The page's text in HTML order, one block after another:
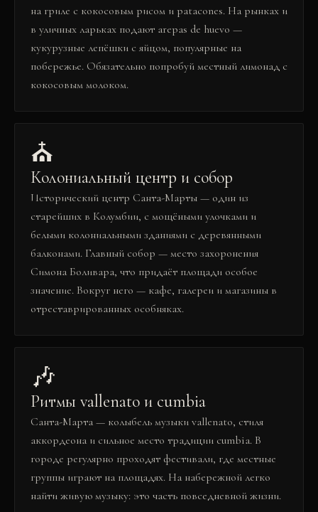
на гриле с кокосовым рисом и patacones. На рынках и
в уличных ларьках подают arepas de huevo —
кукурузные лепёшки с яйцом, популярные на
побережье. Обязательно попробуй местный лимонад с
кокосовым молоком.
⛪
Колониальный центр и собор
Исторический центр Санта-Марты — один из
старейших в Колумбии, с мощёными улочками и
белыми колониальными зданиями с деревянными
балконами. Главный собор — место захоронения
Симона Боливара, что придаёт площади особое
значение. Вокруг него — кафе, галереи и магазины в
отреставрированных особняках.
🎶
Ритмы vallenato и cumbia
Санта-Марта — колыбель музыки vallenato, стиля
аккордеона и сильное место традиции cumbia. В
городе регулярно проходят фестивали, где местные
группы играют на площадях. На набережной легко
найти живую музыку: это часть повседневной жизни.